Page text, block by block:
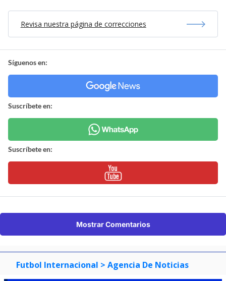
Revisa nuestra página de correcciones
Síguenos en:
Suscríbete en:
Suscríbete en:
Mostrar Comentarios
Futbol Internacional > Agencia De Noticias